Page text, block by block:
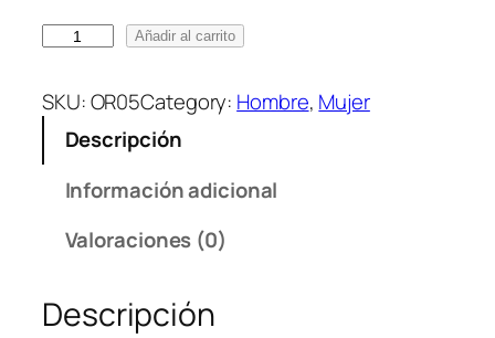
i
g
n
n
Añadir al carrito
SKU:OR05Category: Hombre, Mujer
Descripción
Información adicional
Valoraciones (0)
Descripción